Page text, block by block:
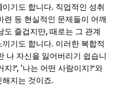
한 평온
필요한가요?
: 전북 전주 한옥마을
으로
이기도 합니다. 직업적인 성취
련 등 현실적인 문제들이 어깨
도 즐겁지만, 때로는 그 관계
기도 합니다. 이러한 복합적
나 자신을 잃어버리기 쉽습니
?’, ‘나는 어떤 사람이지?’와
지는 것이죠.